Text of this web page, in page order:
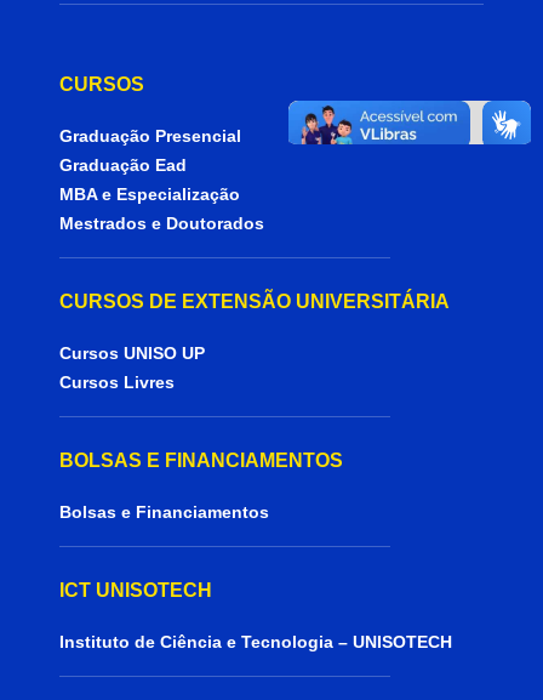
CURSOS
Graduação Presencial
Graduação Ead
MBA e Especialização
Mestrados e Doutorados
CURSOS DE EXTENSÃO UNIVERSITÁRIA
Cursos UNISO UP
Cursos Livres
BOLSAS E FINANCIAMENTOS
Bolsas e Financiamentos
ICT UNISOTECH
Instituto de Ciência e Tecnologia – UNISOTECH